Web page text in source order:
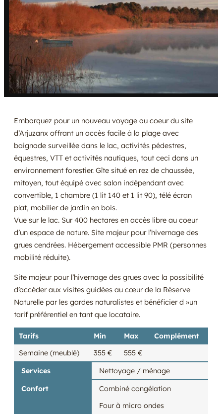
Embarquez pour un nouveau voyage au coeur du site
d’Arjuzanx offrant un accès facile à la plage avec
baignade surveillée dans le lac, activités pédestres,
équestres, VTT et activités nautiques, tout ceci dans un
environnement forestier. Gîte situé en rez de chaussée,
mitoyen, tout équipé avec salon indépendant avec
convertible, 1 chambre (1 lit 140 et 1 lit 90), télé écran
plat, mobilier de jardin en bois.
Vue sur le lac. Sur 400 hectares en accès libre au coeur
d’un espace de nature. Site majeur pour l’hivernage des
grues cendrées. Hébergement accessible PMR (personnes
mobilité réduite).
Site majeur pour l’hivernage des grues avec la possibilité
d’accéder aux visites guidées au cœur de la Réserve
Naturelle par les gardes naturalistes et bénéficier d »un
tarif préférentiel en tant que locataire.
Tarifs Min Max
Complément
Semaine (meublé)
355 €
555 €
Services
Nettoyage / ménage
Confort
Combiné congélation
Four à micro ondes